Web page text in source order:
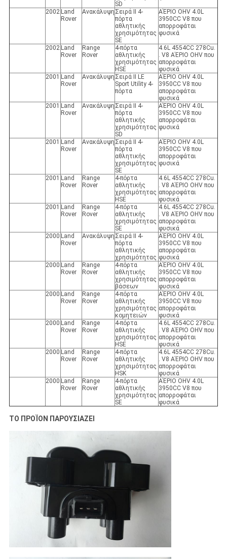
SD
2002 Land
Rover
Ανακάλυψη Σειρά ΙΙ 4-
πόρτα
αθλητικής
χρησιμότητας
SE
ΑΈΡΙΟ OHV 4.0L
3950CC V8 που
απορροφάται
φυσικά
2002 Land
Rover
Range
Rover
4-πόρτα
αθλητικής
χρησιμότητας
HSE
4.6L 4554CC 278Cu.
. V8 ΑΈΡΙΟ OHV που
απορροφάται
φυσικά
2001 Land
Rover
Ανακάλυψη Σειρά ΙΙ LE
Sport Utility 4-
πόρτα
ΑΈΡΙΟ OHV 4.0L
3950CC V8 που
απορροφάται
φυσικά
2001 Land
Rover
Ανακάλυψη Σειρά ΙΙ 4-
πόρτα
αθλητικής
χρησιμότητας
SD
ΑΈΡΙΟ OHV 4.0L
3950CC V8 που
απορροφάται
φυσικά
2001 Land
Rover
Ανακάλυψη Σειρά ΙΙ 4-
πόρτα
αθλητικής
χρησιμότητας
SE
ΑΈΡΙΟ OHV 4.0L
3950CC V8 που
απορροφάται
φυσικά
2001 Land
Rover
Range
Rover
4-πόρτα
αθλητικής
χρησιμότητας
HSE
4.6L 4554CC 278Cu.
. V8 ΑΈΡΙΟ OHV που
απορροφάται
φυσικά
2001 Land
Rover
Range
Rover
4-πόρτα
αθλητικής
χρησιμότητας
SE
4.6L 4554CC 278Cu.
. V8 ΑΈΡΙΟ OHV που
απορροφάται
φυσικά
2000 Land
Rover
Ανακάλυψη Σειρά ΙΙ 4-
πόρτα
αθλητικής
χρησιμότητας
ΑΈΡΙΟ OHV 4.0L
3950CC V8 που
απορροφάται
φυσικά
2000 Land
Rover
Range
Rover
4-πόρτα
αθλητικής
χρησιμότητας
βάσεων
ΑΈΡΙΟ OHV 4.0L
3950CC V8 που
απορροφάται
φυσικά
2000 Land
Rover
Range
Rover
4-πόρτα
αθλητικής
χρησιμότητας
κομητειών
ΑΈΡΙΟ OHV 4.0L
3950CC V8 που
απορροφάται
φυσικά
2000 Land
Rover
Range
Rover
4-πόρτα
αθλητικής
χρησιμότητας
HSE
4.6L 4554CC 278Cu.
. V8 ΑΈΡΙΟ OHV που
απορροφάται
φυσικά
2000 Land
Rover
Range
Rover
4-πόρτα
αθλητικής
χρησιμότητας
HSK
4.6L 4554CC 278Cu.
. V8 ΑΈΡΙΟ OHV που
απορροφάται
φυσικά
2000 Land
Rover
Range
Rover
4-πόρτα
αθλητικής
χρησιμότητας
SE
ΑΈΡΙΟ OHV 4.0L
3950CC V8 που
απορροφάται
φυσικά
ΤΟ ΠΡΟΪΟΝ ΠΑΡΟΥΣΙΑΖΕΙ